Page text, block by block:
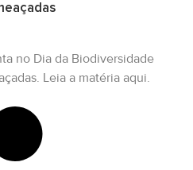
no Dia da Biodiversidade
Leia a matéria aqui.